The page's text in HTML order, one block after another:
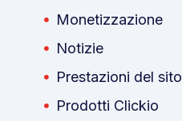
Monetizzazione
Notizie
Prestazioni del sito
Prodotti Clickio